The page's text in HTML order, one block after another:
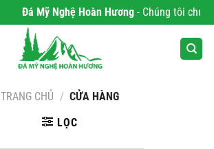
Đá Mỹ Nghệ Hoàn Hương- Chúng tôi chuyên
TRANG CHỦ / CỬA HÀNG
LỌC